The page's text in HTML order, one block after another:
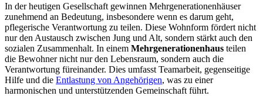
In der heutigen Gesellschaft gewinnen Mehrgenerationenhäuser
zunehmend an Bedeutung, insbesondere wenn es darum geht,
pflegerische Verantwortung zu teilen. Diese Wohnform fördert nicht
nur den Austausch zwischen Jung und Alt, sondern stärkt auch den
sozialen Zusammenhalt. In einem Mehrgenerationenhaus teilen
die Bewohner nicht nur den Lebensraum, sondern auch die
Verantwortung füreinander. Dies umfasst Teamarbeit, gegenseitige
Hilfe und die Entlastung von Angehörigen, was zu einer
harmonischen und unterstützenden Gemeinschaft führt.